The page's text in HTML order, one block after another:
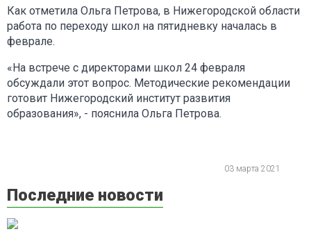
Как отметила Ольга Петрова, в Нижегородской области
работа по переходу школ на пятидневку началась в
феврале.
«На встрече с директорами школ 24 февраля
обсуждали этот вопрос. Методические рекомендации
готовит Нижегородский институт развития
образования», - пояснила Ольга Петрова.
03 марта 2021
Последние новости